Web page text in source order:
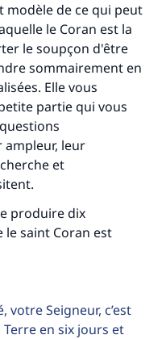
de ce qui peut
le Coran est la
le soupçon d'être
sommairement en
Elle vous
partie qui vous
ampleur, leur
et
produire dix
saint Coran est
votre Seigneur, c’est
Terre en six jours et